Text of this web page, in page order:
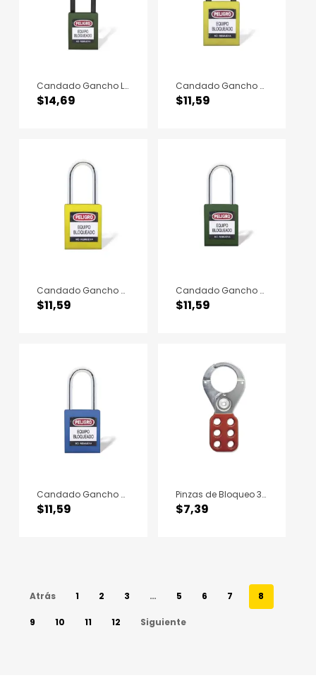
Candado Gancho Largo Nylon Verde B
$14,69
Candado Gancho Nylon Amarillo B
$11,59
Candado Gancho Metálico Amarillo B
$11,59
Candado Gancho Metálico Verde B
$11,59
Candado Gancho Metálico Azul B
$11,59
Pinzas de Bloqueo 38MM
$7,39
Atrás 1 2 3 … 5 6 7 8
9 10 11 12 Siguiente